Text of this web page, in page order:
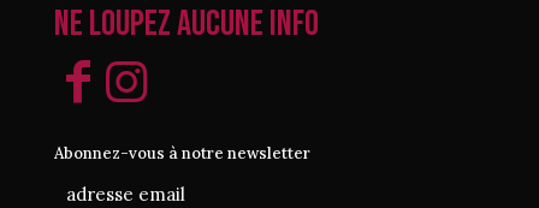
Ne loupez aucune info
Abonnez-vous à notre newsletter